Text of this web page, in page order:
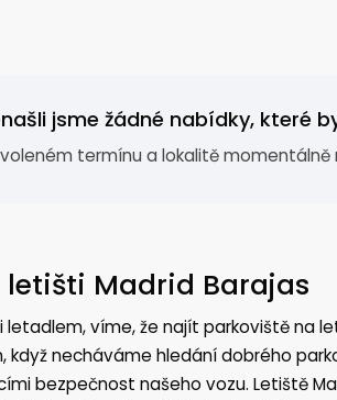
jsme žádné nabídky, které
termínu a lokalitě
letišti Madrid Barajas
letadlem, víme, že najít parkoviště na
když necháváme hledání dobrého
bezpečnost našeho vozu. Letiště